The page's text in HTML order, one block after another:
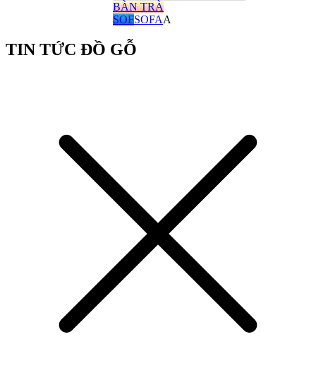
BÀN TRÀ
SOFSOFAA
TIN TỨC ĐỒ GỖ